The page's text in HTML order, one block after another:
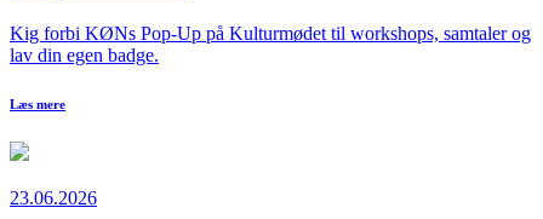
Kig forbi KØNs Pop-Up på Kulturmødet til workshops, samtaler og
lav din egen badge.
Læs mere
23.06.2026